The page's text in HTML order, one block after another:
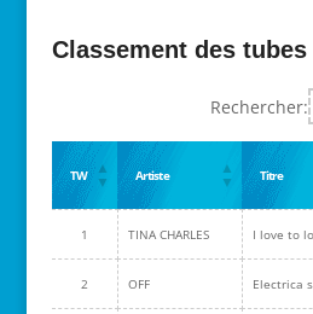
Classement des tubes
Rechercher:
TW Artiste Titre
1 TINA CHARLES I love to
2 OFF Electrica